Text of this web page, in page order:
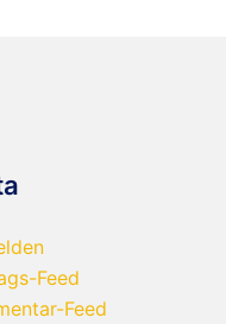
Feed
Feed